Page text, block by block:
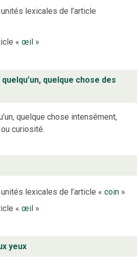
lexicales de l’article
«œil »
quelque chose des
quelque chose intensément,
curiosité.
lexicales de l’article «coin »
«œil »
yeux